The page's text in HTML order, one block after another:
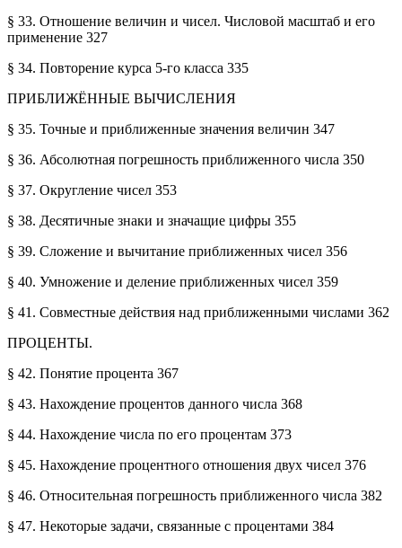
§ 33. Отношение величин и чисел. Числовой масштаб и его
применение 327
§ 34. Повторение курса 5-го класса 335
ПРИБЛИЖЁННЫЕ ВЫЧИСЛЕНИЯ
§ 35. Точные и приближенные значения величин 347
§ 36. Абсолютная погрешность приближенного числа 350
§ 37. Округление чисел 353
§ 38. Десятичные знаки и значащие цифры 355
§ 39. Сложение и вычитание приближенных чисел 356
§ 40. Умножение и деление приближенных чисел 359
§ 41. Совместные действия над приближенными числами 362
ПРОЦЕНТЫ.
§ 42. Понятие процента 367
§ 43. Нахождение процентов данного числа 368
§ 44. Нахождение числа по его процентам 373
§ 45. Нахождение процентного отношения двух чисел 376
§ 46. Относительная погрешность приближенного числа 382
§ 47. Некоторые задачи, связанные с процентами 384